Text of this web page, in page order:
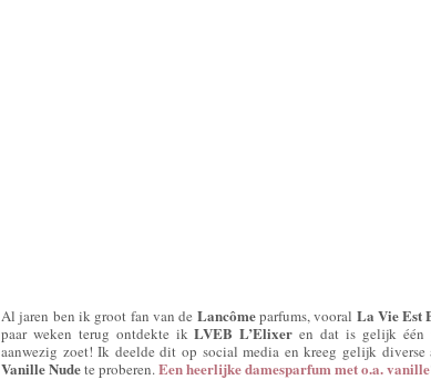
Al jaren ben ik groot fan van de Lancômeparfums, vooral La Vie Est
paar weken terug ontdekte ikLVEB L’Elixer en dat is gelijk één
aanwezig zoet! Ik deelde dit op social media en kreeg gelijk diverse
Vanille Nudete proberen.Een heerlijke damesparfum met o.a. vanille